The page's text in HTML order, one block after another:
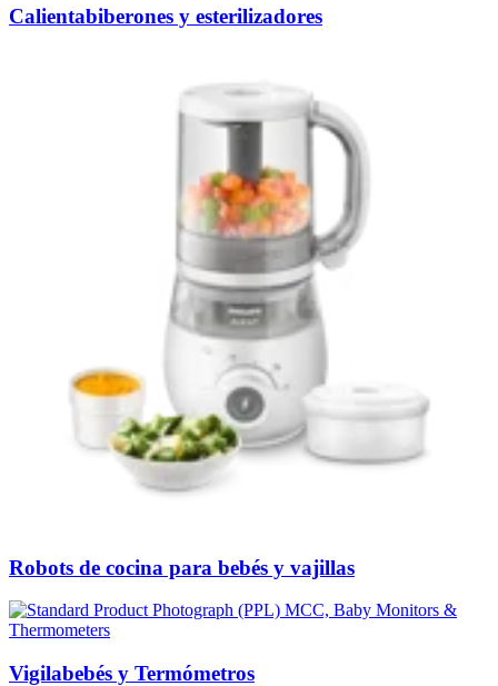
Calientabiberones y esterilizadores
Robots de cocina para bebés y vajillas
Vigilabebés y Termómetros